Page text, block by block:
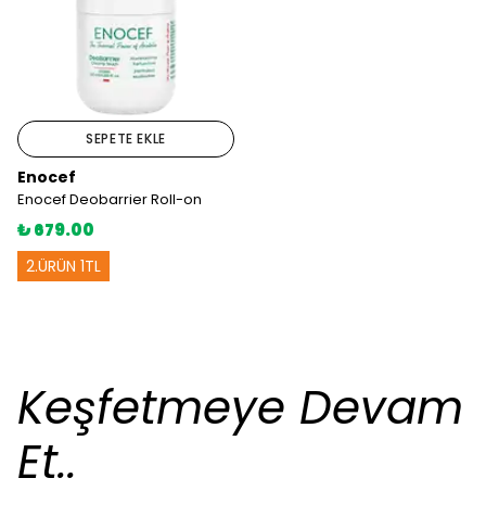
SEPETE EKLE
Enocef
Enocef Deobarrier Roll-on
₺ 679.00
2.ÜRÜN 1TL
Keşfetmeye Devam
Et..